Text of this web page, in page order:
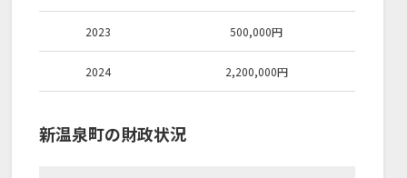
2023 500,000円
2024 2,200,000円
新温泉町の財政状況